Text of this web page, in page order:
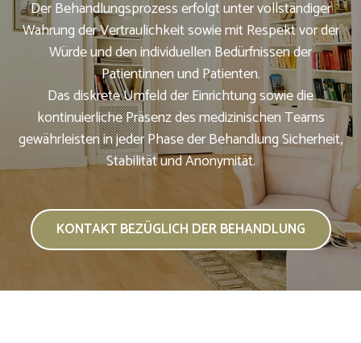
Der Behandlungsprozess erfolgt unter vollständiger
Wahrung der Vertraulichkeit sowie mit Respekt vor der
Würde und den individuellen Bedürfnissen der
Patientinnen und Patienten.
Das diskrete Umfeld der Einrichtung sowie die
kontinuierliche Präsenz des medizinischen Teams
gewährleisten in jeder Phase der Behandlung Sicherheit,
Stabilität und Anonymität.
KONTAKT BEZÜGLICH DER BEHANDLUNG